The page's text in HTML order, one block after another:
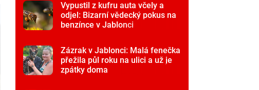
Vypustil z kufru auta včely a
odjel: Bizarní vědecký pokus na
benzínce v Jablonci
Zázrak v Jablonci: Malá fenečka
přežila půl roku na ulici a už je
zpátky doma